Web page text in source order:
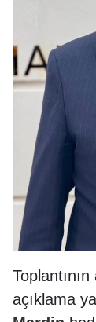
açıklama